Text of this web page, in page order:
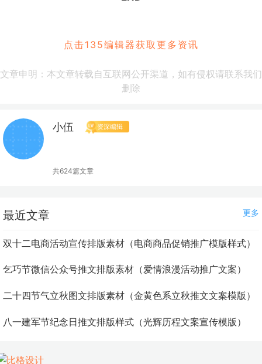
点击135编辑器获取更多资讯
文章申明：本文章转载自互联网公开渠道，如有侵权请联系我们
删除
小伍 资深编辑
共624篇文章
最近文章 更多
双十二电商活动宣传排版素材（电商商品促销推广模版样式）
乞巧节微信公众号推文排版素材（爱情浪漫活动推广文案）
二十四节气立秋图文排版素材（金黄色系立秋推文文案模版）
八一建军节纪念日推文排版样式（光辉历程文案宣传模版）